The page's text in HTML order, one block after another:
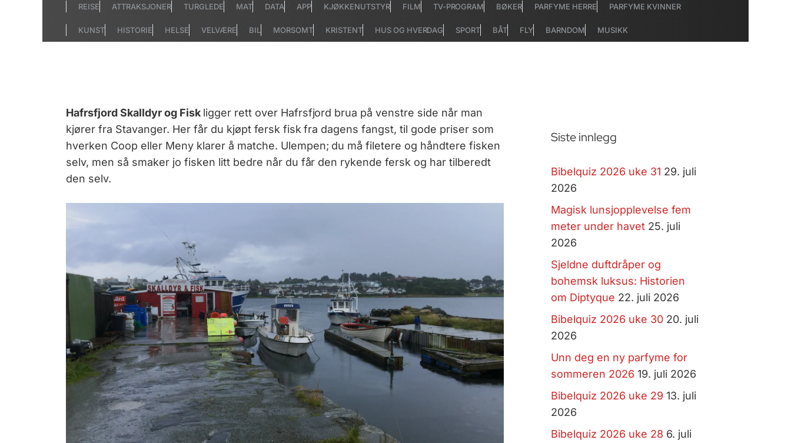
REISE ATTRAKSJONER TURGLEDE MAT DATA APP KJØKKENUTSTYR FILM TV-PROGRAM BØKER PARFYME HERRE PARFYME KVINNER
KUNST HISTORIE HELSE VELVÆRE BIL MORSOMT KRISTENT HUS OG HVERDAG SPORT BÅT FLY BARNDOM MUSIKK
Hafrsfjord Skalldyr og Fisk ligger rett over Hafrsfjord brua på venstre side når man
kjører fra Stavanger. Her får du kjøpt fersk fisk fra dagens fangst, til gode priser som
hverken Coop eller Meny klarer å matche. Ulempen; du må filetere og håndtere fisken
selv, men så smaker jo fisken litt bedre når du får den rykende fersk og har tilberedt
den selv.
Siste innlegg
Bibelquiz 2026 uke 31 29. juli
2026
Magisk lunsjopplevelse fem
meter under havet 25. juli
2026
Sjeldne duftdråper og
bohemsk luksus: Historien
om Diptyque 22. juli 2026
Bibelquiz 2026 uke 30 20. juli
2026
Unn deg en ny parfyme for
sommeren 2026 19. juli 2026
Bibelquiz 2026 uke 29 13. juli
2026
Bibelquiz 2026 uke 28 6. juli